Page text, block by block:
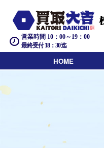
営業時間 10：00～19：00
最終受付 18：30迄
HOME